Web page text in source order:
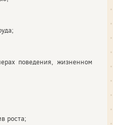
поведения, жизненном
роста;